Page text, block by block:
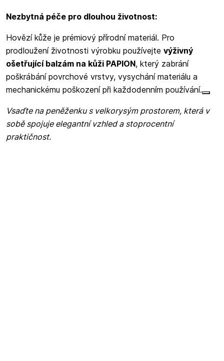
Nezbytná péče pro dlouhou životnost:
Hovězí kůže je prémiový přírodní materiál. Pro
prodloužení životnosti výrobku používejte výživný
ošetřující balzám na kůži PAPION, který zabrání
poškrábání povrchové vrstvy, vysychání materiálu a
mechanickému poškození při každodenním používání.
Vsaďte na peněženku s velkorysým prostorem, která v
sobě spojuje elegantní vzhled a stoprocentní
praktičnost.